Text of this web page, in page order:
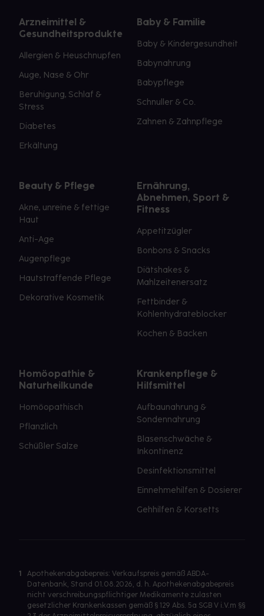
Arzneimittel &
Gesundheitsprodukte
Allergien & Heuschnupfen
Auge, Nase & Ohr
Beruhigung, Schlaf &
Stress
Diabetes
Erkältung
Baby & Familie
Baby & Kindergesundheit
Babynahrung
Babypflege
Schnuller & Co.
Zahnen & Zahnpflege
Beauty & Pflege
Akne, unreine & fettige
Haut
Anti-Age
Augenpflege
Hautstraffende Pflege
Dekorative Kosmetik
Ernährung,
Abnehmen, Sport &
Fitness
Appetitzügler
Bonbons & Snacks
Diätshakes &
Mahlzeitenersatz
Fettbinder &
Kohlenhydrateblocker
Kochen & Backen
Homöopathie &
Naturheilkunde
Homöopathisch
Pflanzlich
Schüßler Salze
Krankenpflege &
Hilfsmittel
Aufbaunahrung &
Sondennahrung
Blasenschwäche &
Inkontinenz
Desinfektionsmittel
Einnehmehilfen & Dosierer
Gehhilfen & Korsetts
1
Apothekenabgabepreis: Verkaufspreis gemäß ABDA-
Datenbank, Stand 01.08.2026, d. h. Apothekenabgabepreis
nicht verschreibungspflichtiger Medikamente zulasten
gesetzlicher Krankenkassen gemäß § 129 Abs. 5a SGB V i.V.m §§